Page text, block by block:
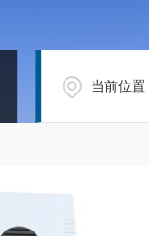
当前位置